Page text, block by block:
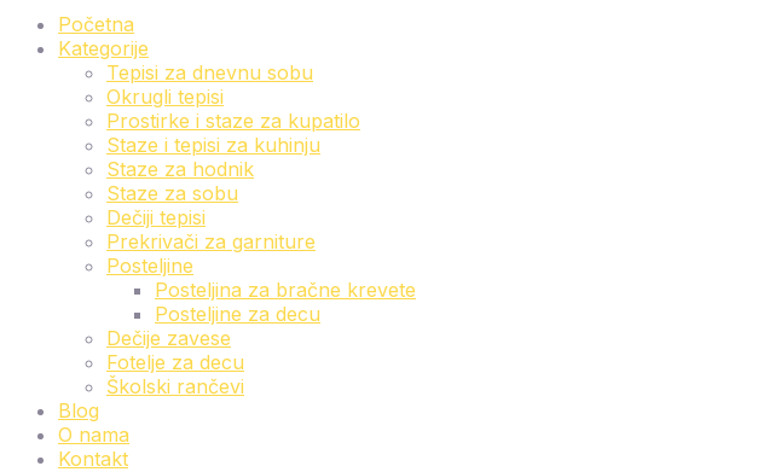
Početna
Kategorije
Tepisi za dnevnu sobu
Okrugli tepisi
Prostirke i staze za kupatilo
Staze i tepisi za kuhinju
Staze za hodnik
Staze za sobu
Dečiji tepisi
Prekrivači za garniture
Posteljine
Posteljina za bračne krevete
Posteljine za decu
Dečije zavese
Fotelje za decu
Školski rančevi
Blog
O nama
Kontakt